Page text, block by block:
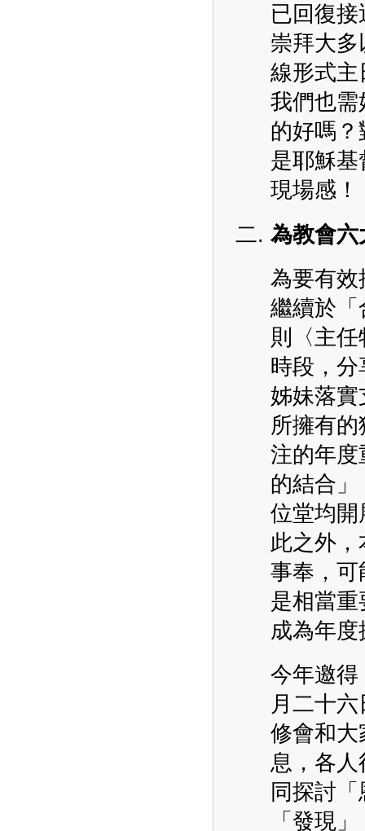
已回復
崇拜大
線形式主
我們也需
的好嗎
是耶穌
現場感！
為教會六
為要有效
繼續於「
則〈主
時段，
姊妹落實
所擁有
注的年度
的結合
位堂均開
此之外
事奉，可
是相當
成為年
今年邀
月二十
修會和大
息，各
同探討
「發現